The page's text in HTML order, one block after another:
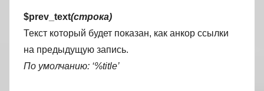
$prev_text(строка)
Текст который будет показан, как анкор ссылки
на предыдущую запись.
По умолчанию: ‘%title’